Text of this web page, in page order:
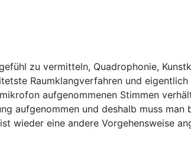
zu vermitteln, Quadrophonie,
Raumklangverfahren und eigentlich
aufgenommenen Stimmen
aufgenommen und deshalb muss man
wieder eine andere Vorgehensweise